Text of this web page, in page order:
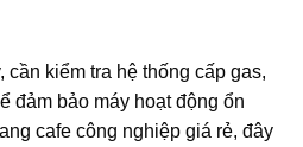
kiểm tra hệ thống cấp gas,
đảm bảo máy hoạt động ổn
cafe công nghiệp giá rẻ, đây